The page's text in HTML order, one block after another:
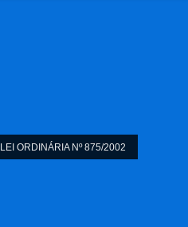
LEI ORDINÁRIA Nº 875/2002